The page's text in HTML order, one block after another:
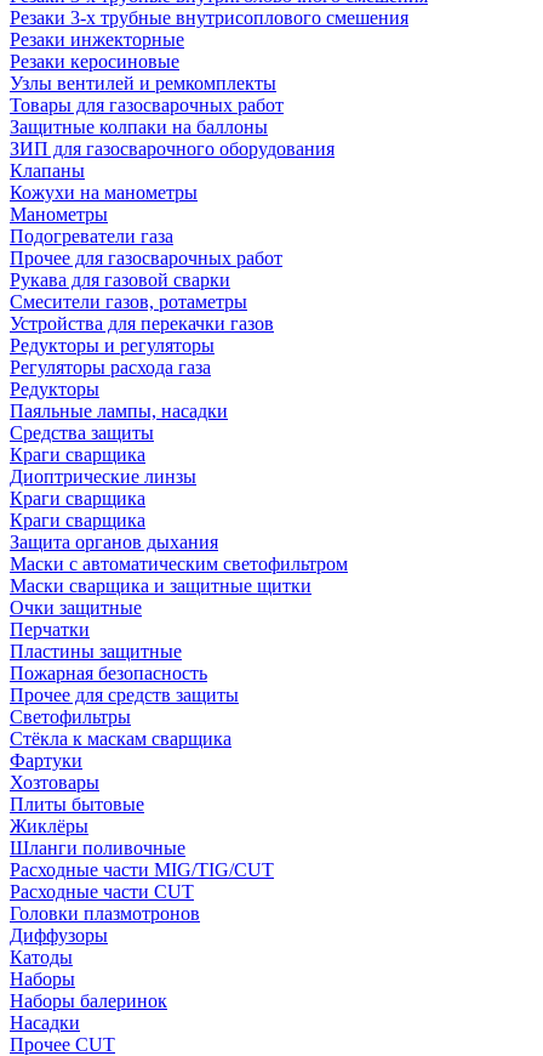
Резаки 3-х трубные внутрисоплового смешения
Резаки инжекторные
Резаки керосиновые
Узлы вентилей и ремкомплекты
Товары для газосварочных работ
Защитные колпаки на баллоны
ЗИП для газосварочного оборудования
Клапаны
Кожухи на манометры
Манометры
Подогреватели газа
Прочее для газосварочных работ
Рукава для газовой сварки
Смесители газов, ротаметры
Устройства для перекачки газов
Редукторы и регуляторы
Регуляторы расхода газа
Редукторы
Паяльные лампы, насадки
Средства защиты
Краги сварщика
Диоптрические линзы
Краги сварщика
Краги сварщика
Защита органов дыхания
Маски с автоматическим светофильтром
Маски сварщика и защитные щитки
Очки защитные
Перчатки
Пластины защитные
Пожарная безопасность
Прочее для средств защиты
Светофильтры
Стёкла к маскам сварщика
Фартуки
Хозтовары
Плиты бытовые
Жиклёры
Шланги поливочные
Расходные части MIG/TIG/CUT
Расходные части CUT
Головки плазмотронов
Диффузоры
Катоды
Наборы
Наборы балеринок
Насадки
Прочее CUT